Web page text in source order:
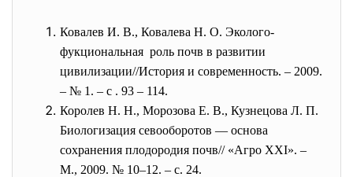
Ковалев И. В., Ковалева Н. О. Эколого-
фукциональная роль почв в развитии
цивилизации//История и современность. – 2009.
– № 1. – с . 93 – 114.
Королев Н. Н., Морозова Е. В., Кузнецова Л. П.
Биологизация севооборотов — основа
сохранения плодородия почв// «Агро XXI». –
М., 2009. № 10–12. – с. 24.